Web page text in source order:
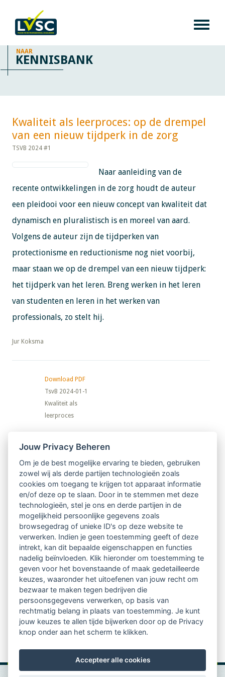
NAAR
KENNISBANK
Kwaliteit als leerproces: op de drempel
van een nieuw tijdperk in de zorg​​​​​​
TSVB 2024 #1
Naar aanleiding van de
recente ontwikkelingen in de zorg houdt de auteur
een pleidooi voor een nieuw concept van kwaliteit dat
dynamisch en pluralistisch is en moreel van aard.
Volgens de auteur zijn de tijdperken van
protectionisme en reductionisme nog niet voorbij,
maar staan we op de drempel van een nieuw tijdperk:
het tijdperk van het leren. Breng werken in het leren
van studenten en leren in het werken van
professionals, zo stelt hij.
​​​​​​​Jur Koksma
Download PDF
TsvB 2024-01-1
Kwaliteit als
leerproces
Nieuwsbrief
Ontvang 10 x per jaar de LVSC-
relatienieuwsbrief met o.a.:
vrij toegankelijke TsvB-artikelen
nieuws op het vlak van professioneel
begeleiden
informatie over LVSC-activiteiten
Aanmelden nieuwsbrief
Jouw Privacy Beheren
Om je de best mogelijke ervaring te bieden, gebruiken
zowel wij als derde partijen technologieën zoals
cookies om toegang te krijgen tot apparaat informatie
en/of deze op te slaan. Door in te stemmen met deze
technologieën, stel je ons en derde partijen in de
mogelijkheid persoonlijke gegevens zoals
browsegedrag of unieke ID's op deze website te
verwerken. Indien je geen toestemming geeft of deze
intrekt, kan dit bepaalde eigenschappen en functies
nadelig beïnvloeden. Klik hieronder om toestemming te
geven voor het bovenstaande of maak gedetailleerde
keuzes, waaronder het uitoefenen van jouw recht om
bezwaar te maken tegen bedrijven die
persoonsgegevens verwerken, op basis van
rechtmatig belang in plaats van toestemming. Je kunt
jouw keuzes te allen tijde bijwerken door op de Privacy
knop onder aan het scherm te klikken.
Accepteer alle cookies